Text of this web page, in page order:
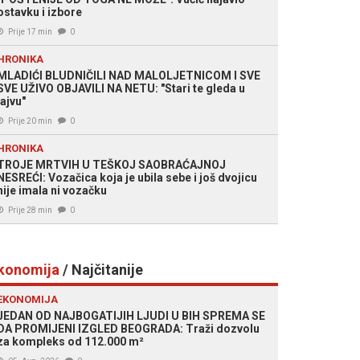
i izbore
Prije 17 min 0
BLUDNIČILI NAD MALOLJETNICOM I SVE
UŽIVO OBJAVILI NA NETU: "Stari te gleda u
Prije 20 min 0
MRTVIH U TEŠKOJ SAOBRAĆAJNOJ
Vozačica koja je ubila sebe i još dvojicu
imala ni vozačku
Prije 28 min 0
/ Najčitanije
OD NAJBOGATIJIH LJUDI U BIH SPREMA SE
PROMIJENI IZGLED BEOGRADA: Traži dozvolu
kompleks od 112.000 m²